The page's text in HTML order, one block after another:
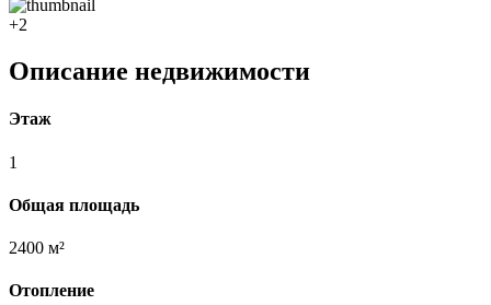
+2
Описание недвижимости
Этаж
1
Общая площадь
2400 м²
Отопление